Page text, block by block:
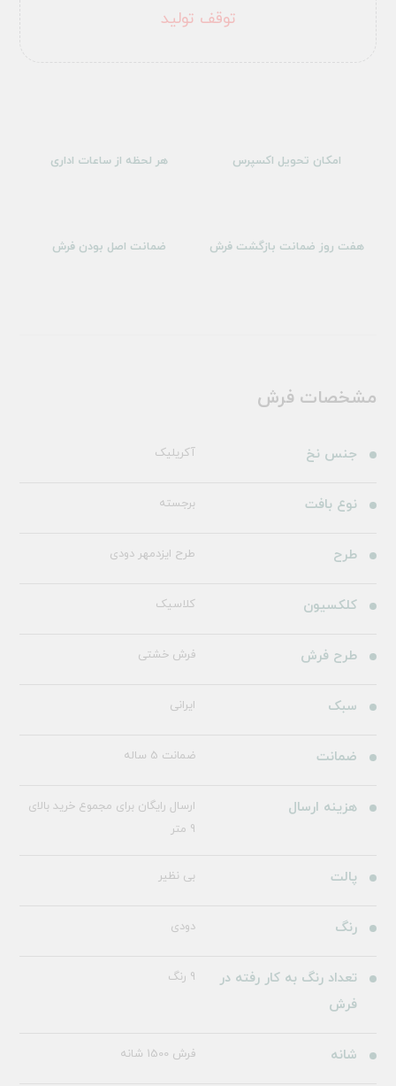
توقف تولید
امکان تحویل اکسپرس هر لحظه از ساعات اداری
هفت روز ضمانت بازگشت فرش ضمانت اصل بودن فرش
مشخصات فرش
جنس نخ آکریلیک
نوع بافت برجسته
طرح طرح ایزدمهر دودی
کلکسیون کلاسیک
طرح فرش فرش خشتی
سبک ایرانی
ضمانت ضمانت 5 ساله
هزینه ارسال
ارسال رایگان برای مجموع خرید بالای
9 متر
پالت بی نظیر
رنگ دودی
تعداد رنگ به کار رفته در
فرش
9 رنگ
شانه فرش 1500 شانه